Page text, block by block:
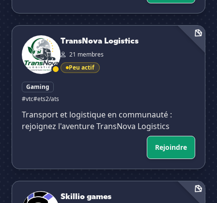
TransNova Logistics
TransNova Logistics
21 membres
Peu actif
Gaming
#vtc#ets2/ats
Transport et logistique en communauté :
rejoignez l'aventure TransNova Logistics
Rejoindre
Skillio games
Skillio games